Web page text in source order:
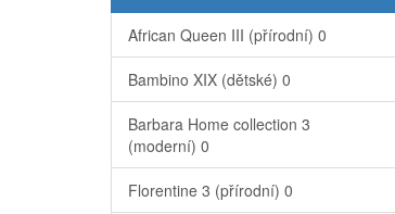
African Queen III (přírodní) 0
Bambino XIX (dětské) 0
Barbara Home collection 3
(moderní) 0
Florentine 3 (přírodní) 0